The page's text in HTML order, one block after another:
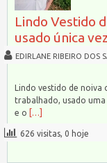
Lindo Vestido
usado única vez
EDIRLANE RIBEIRO DOS
Lindo vestido de
trabalhado, usado
e o
[…]
626 visitas, 0 hoje